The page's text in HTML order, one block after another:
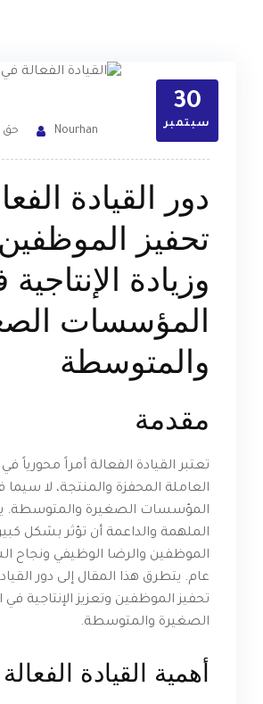
30
سبتمبر
Nourhan حق
دور القيادة
تحفيز الموظفين
وزيادة
المؤسسات
والمتوسطة
مقدمة
تعتبر القيادة الفعالة أمراً محورياً
العاملة المحفزة والمنتجة، لا سيما
المؤسسات الصغيرة والمتوسطة.
الملهمة والداعمة أن تؤثر بشكل
الموظفين والرضا الوظيفي ونجاح
عام. يتطرق هذا المقال إلى دور
تحفيز الموظفين وتعزيز الإنتاجية
الصغيرة والمتوسطة.
أهمية القيادة الفعالة